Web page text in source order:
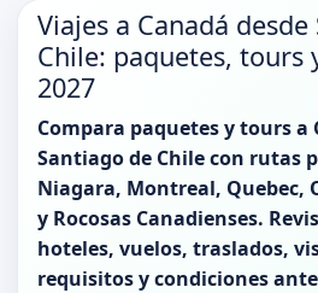
Viajes a Canadá
Chile: paquetes, tours
2027
Compara paquetes y tours a
Santiago de Chile con rutas
Niagara, Montreal, Quebec,
y Rocosas Canadienses.
hoteles, vuelos, traslados,
requisitos y condiciones